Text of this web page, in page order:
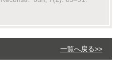
一覧へ戻る>>